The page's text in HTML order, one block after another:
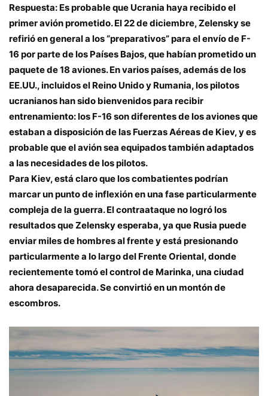
Respuesta: Es probable que Ucrania haya recibido el
primer avión prometido. El 22 de diciembre, Zelensky se
refirió en general a los “preparativos” para el envío de F-
16 por parte de los Países Bajos, que habían prometido un
paquete de 18 aviones. En varios países, además de los
EE.UU., incluidos el Reino Unido y Rumania, los pilotos
ucranianos han sido bienvenidos para recibir
entrenamiento: los F-16 son diferentes de los aviones que
estaban a disposición de las Fuerzas Aéreas de Kiev, y es
probable que el avión sea equipados también adaptados
a las necesidades de los pilotos.
Para Kiev, está claro que los combatientes podrían
marcar un punto de inflexión en una fase particularmente
compleja de la guerra. El contraataque no logró los
resultados que Zelensky esperaba, ya que Rusia puede
enviar miles de hombres al frente y está presionando
particularmente a lo largo del Frente Oriental, donde
recientemente tomó el control de Marinka, una ciudad
ahora desaparecida. Se convirtió en un montón de
escombros.